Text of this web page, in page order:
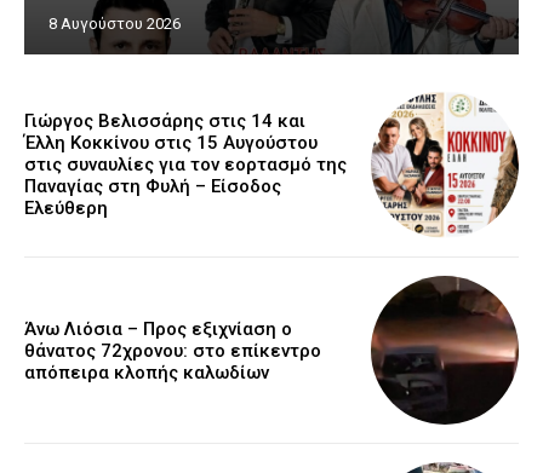
8 Αυγούστου 2026
Γιώργος Βελισσάρης στις 14 και
Έλλη Κοκκίνου στις 15 Αυγούστου
στις συναυλίες για τον εορτασμό της
Παναγίας στη Φυλή – Είσοδος
Ελεύθερη
Άνω Λιόσια – Προς εξιχνίαση ο
θάνατος 72χρονου: στο επίκεντρο
απόπειρα κλοπής καλωδίων